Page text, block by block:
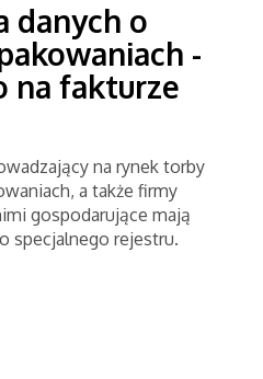
danych o
-
na fakturze
na rynek torby
a także firmy
gospodarujące mają
specjalnego rejestru.